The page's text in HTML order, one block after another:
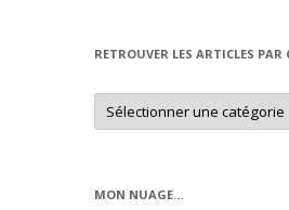
RETROUVER LES ARTICLES PAR
Retrouver
les
articles
MON NUAGE…